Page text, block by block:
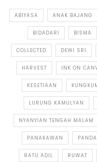
ABIYASA ANAK BAJANG
BIDADARI BISMA
COLLECTED DEWI SRI
HARVEST INK ON
KESETIAAN
LURUNG KAMULYAN
NYANYIAN TENGAH MALAM
PANAKAWAN
RATU ADIL RUWAT